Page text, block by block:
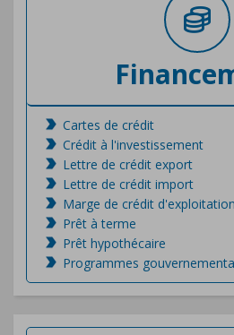
Cartes de crédit
Crédit à l'investissement
Lettre de crédit export
Lettre de crédit import
Marge de crédit d'exploitation
Prêt à terme
Prêt hypothécaire
Programmes